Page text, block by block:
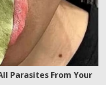
Parasites From Your